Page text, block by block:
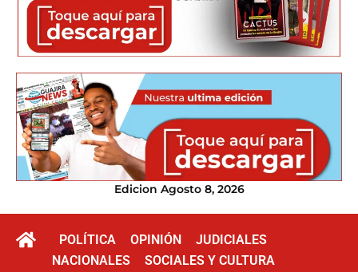
Edicion Agosto 8, 2026
POLÍTICA OPINIÓN
JUDICIALES
NACIONALES
SOCIALES Y CULTURA